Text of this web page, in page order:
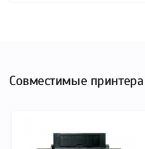
black (2 шт.) (C13T10414A10),
Совместимые принтера